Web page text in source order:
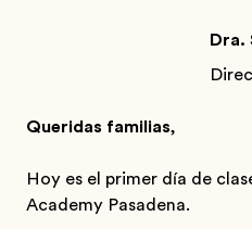
Dra.
Queridas familias,
Hoy es el primer día de
Academy Pasadena.